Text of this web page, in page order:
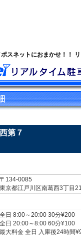
スネットにおまかせ！！
第７
〒134-0085
東京都江戸川区南葛西3丁目21
全日 8:00～20:00 30分¥200
全日 20:00～8:00 60分¥100
最大料金 全日 入庫後24時間